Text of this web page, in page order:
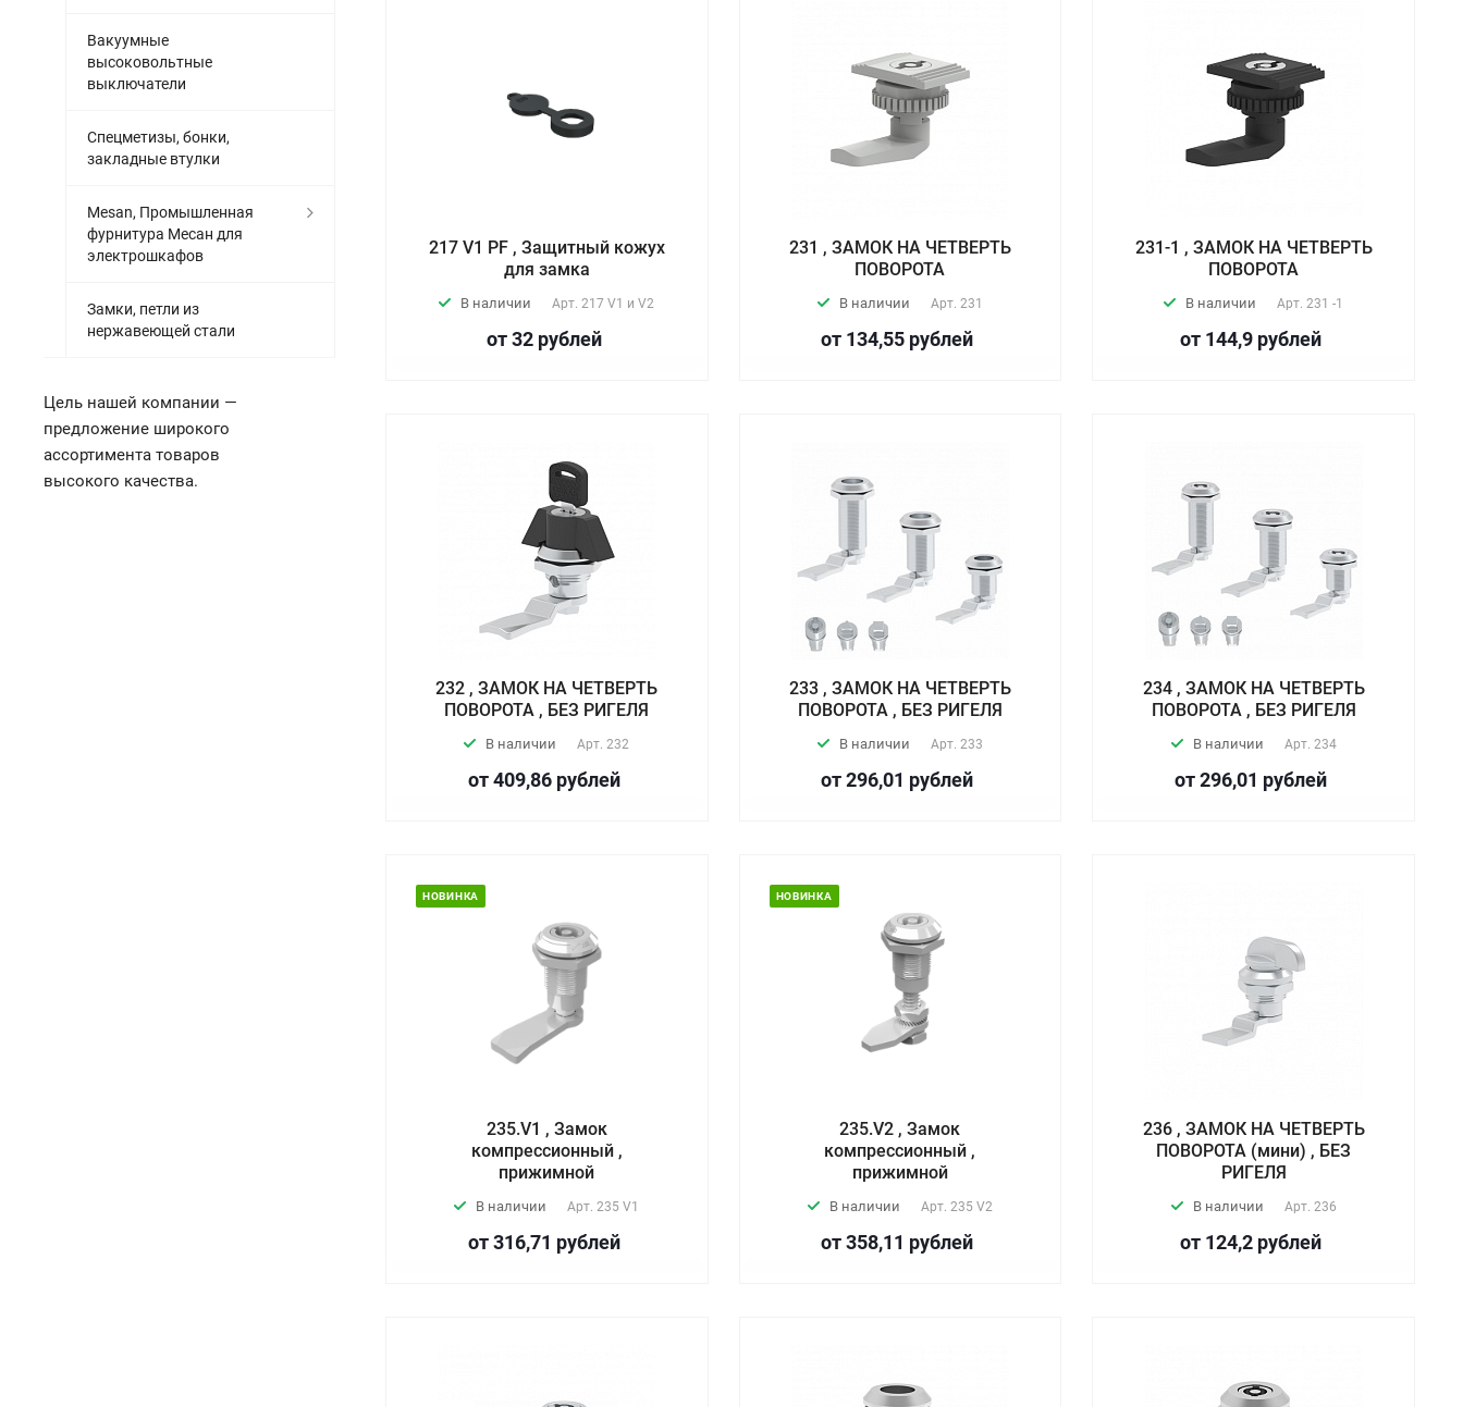
217 V1 PF , Защитный кожух
для замка
В наличии Арт.217 V1 и V2
от 32 рублей
231 , ЗАМОК НА ЧЕТВЕРТЬ
ПОВОРОТА
В наличии Арт. 231
от 134,55 рублей
231-1 , ЗАМОК НА ЧЕТВЕРТЬ
ПОВОРОТА
В наличии Арт.231 -1
от 144,9 рублей
232 , ЗАМОК НА ЧЕТВЕРТЬ
ПОВОРОТА , БЕЗ РИГЕЛЯ
В наличии Арт.232
от 409,86 рублей
233 , ЗАМОК НА ЧЕТВЕРТЬ
ПОВОРОТА , БЕЗ РИГЕЛЯ
В наличии Арт. 233
от 296,01 рублей
234 , ЗАМОК НА ЧЕТВЕРТЬ
ПОВОРОТА , БЕЗ РИГЕЛЯ
В наличии Арт. 234
от 296,01 рублей
НОВИНКА
235.V1 , Замок
компрессионный ,
прижимной
В наличии Арт.235 V1
от 316,71 рублей
НОВИНКА
235.V2 , Замок
компрессионный ,
прижимной
В наличии Арт. 235 V2
от 358,11 рублей
236 , ЗАМОК НА ЧЕТВЕРТЬ
ПОВОРОТА (мини) , БЕЗ
РИГЕЛЯ
В наличии Арт. 236
от 124,2 рублей
Вакуумные
высоковольтные
выключатели
Спецметизы, бонки,
закладные втулки
Mesan, Промышленная
фурнитура Месан для
электрошкафов
Замки, петли из
нержавеющей стали
Цель нашей компании —
предложение широкого
ассортимента товаров
высокого качества.